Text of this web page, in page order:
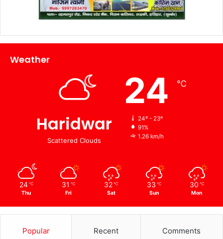
Weather
Haridwar
Scattered Clouds
24 ℃
24º - 23º
91%
1.26 km/h
24 ℃
Thu
31 ℃
Fri
32 ℃
Sat
33 ℃
Sun
30 ℃
Mon
Popular Recent Comments